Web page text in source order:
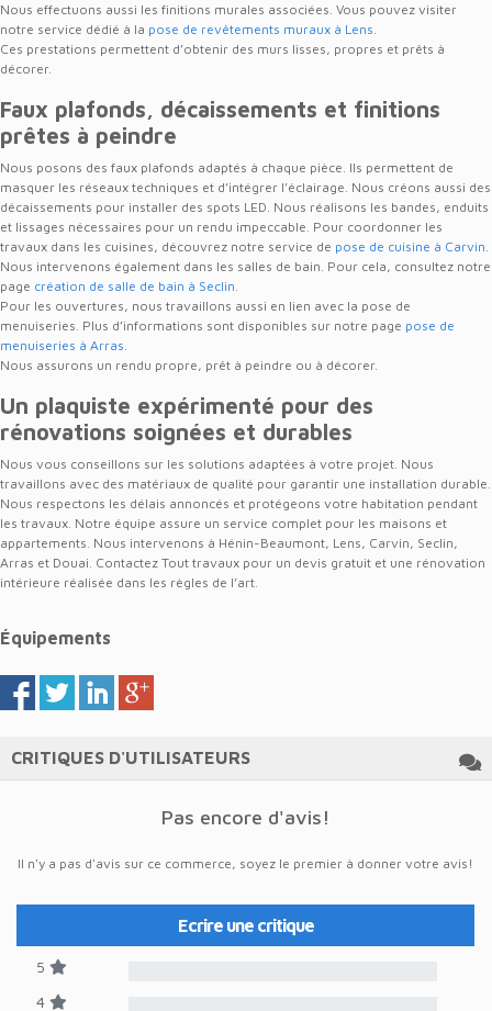
Nous effectuons aussi les finitions murales associées. Vous pouvez visiter
notre service dédié à la pose de revêtements muraux à Lens.
Ces prestations permettent d’obtenir des murs lisses, propres et prêts à
décorer.
Faux plafonds, décaissements et finitions
prêtes à peindre
Nous posons des faux plafonds adaptés à chaque pièce. Ils permettent de
masquer les réseaux techniques et d’intégrer l’éclairage. Nous créons aussi des
décaissements pour installer des spots LED. Nous réalisons les bandes, enduits
et lissages nécessaires pour un rendu impeccable. Pour coordonner les
travaux dans les cuisines, découvrez notre service de pose de cuisine à Carvin.
Nous intervenons également dans les salles de bain. Pour cela, consultez notre
page création de salle de bain à Seclin.
Pour les ouvertures, nous travaillons aussi en lien avec la pose de
menuiseries. Plus d’informations sont disponibles sur notre page pose de
menuiseries à Arras.
Nous assurons un rendu propre, prêt à peindre ou à décorer.
Un plaquiste expérimenté pour des
rénovations soignées et durables
Nous vous conseillons sur les solutions adaptées à votre projet. Nous
travaillons avec des matériaux de qualité pour garantir une installation durable.
Nous respectons les délais annoncés et protégeons votre habitation pendant
les travaux. Notre équipe assure un service complet pour les maisons et
appartements. Nous intervenons à Hénin-Beaumont, Lens, Carvin, Seclin,
Arras et Douai. Contactez Tout travaux pour un devis gratuit et une rénovation
intérieure réalisée dans les règles de l’art.
Équipements
CRITIQUES D'UTILISATEURS
Pas encore d'avis!
Il n'y a pas d'avis sur ce commerce, soyez le premier à donner votre avis!
Ecrire une critique
5
4